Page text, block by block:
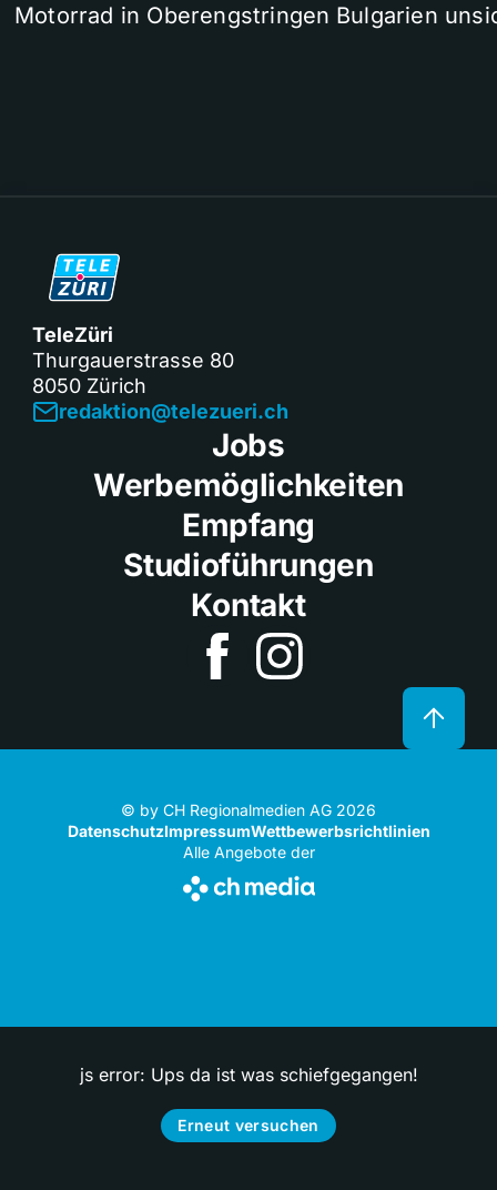
Motorrad in Oberengstringen Bulgarien
TeleZüri
Thurgauerstrasse 80
8050 Zürich
redaktion@telezueri.ch
Jobs
Werbemöglichkeiten
Empfang
Studioführungen
Kontakt
© by CH Regionalmedien AG 2026
DatenschutzImpressumWettbewerbsrichtlinien
Alle Angebote der
js error: Ups da ist was schiefgegangen!
Erneut versuchen